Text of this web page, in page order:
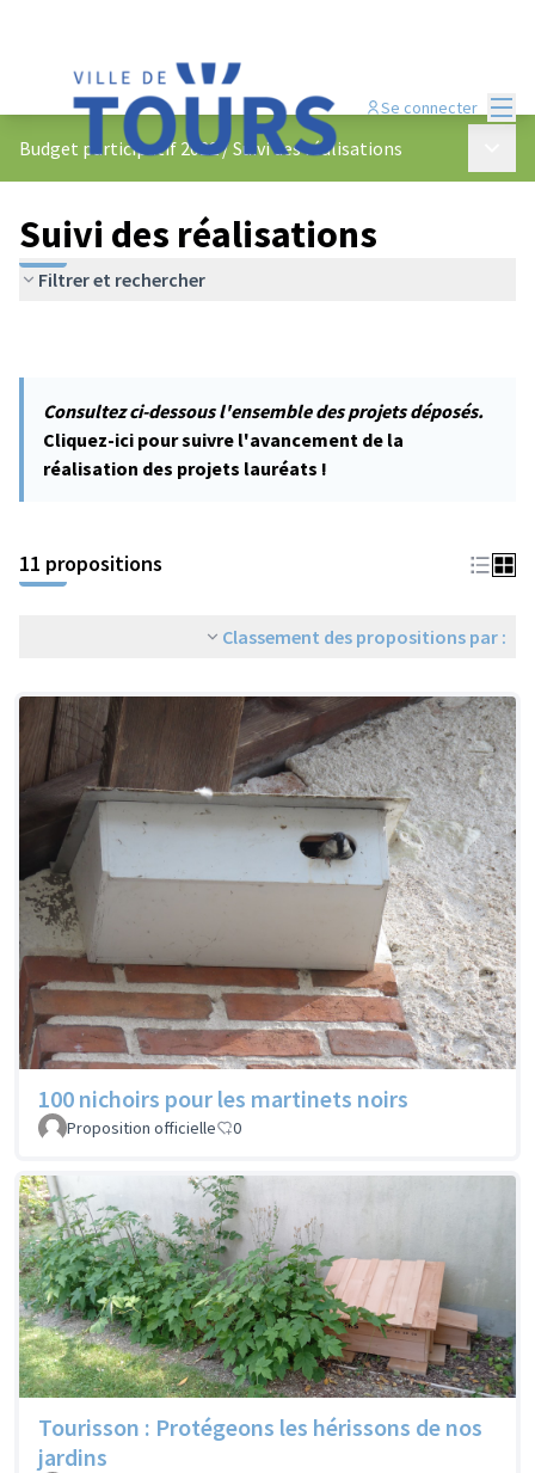
Se connecter
Budget participatif 2022/Suivi des réalisations
Suivi des réalisations
Filtrer et rechercher
Consultez ci-dessous l'ensemble des projets déposés.
Cliquez-ici pour suivre l'avancement de la
réalisation des projets lauréats !
11 propositions
Classement des propositions par :
100 nichoirs pour les martinets noirs
Proposition officielle 0
Tourisson : Protégeons les hérissons de nos
jardins